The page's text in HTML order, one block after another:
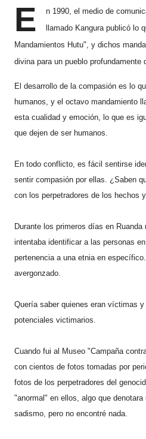
E
n 1990, el medio de
llamado Kangura publicó lo
Mandamientos Hutu", y dichos
divina para un pueblo profundamente
El desarrollo de la compasión es lo
humanos, y el octavo mandamiento
esta cualidad y emoción, lo que es
que dejen de ser humanos.
En todo conflicto, es fácil sentirse
sentir compasión por ellas. ¿Saben
con los perpetradores de los hechos
Durante los primeros días en
intentaba identificar a las personas
pertenencia a una etnia en
avergonzado.
Quería saber quienes eran víctimas
potenciales victimarios.
Cuando fui al Museo "Campaña
con cientos de fotos tomadas por
fotos de los perpetradores del
"anormal" en ellos, algo que
sadismo, pero no encontré nada.